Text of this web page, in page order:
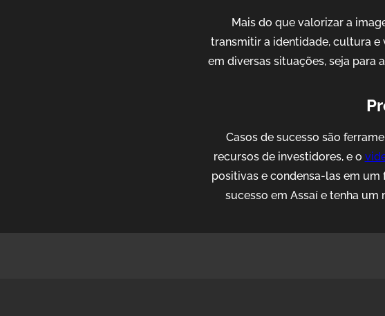
Mais do que valorizar a
transmitir a identidade, cultura e
em diversas situações, seja para
Casos de sucesso são
recursos de investidores, e o
positivas e condensa-las em
sucesso em Assaí e tenha